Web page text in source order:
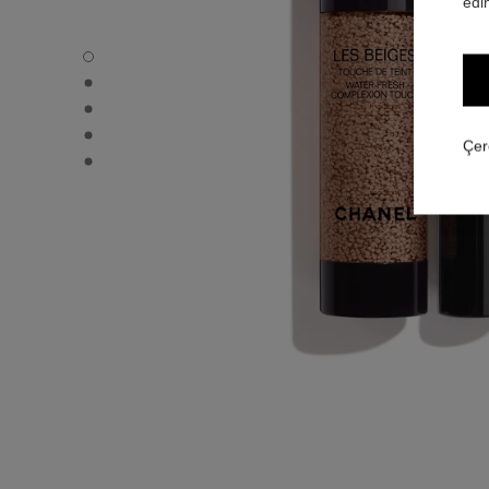
LES BEIGES WATER-FRESH COMPLEXION TOUCH -
LES BEIGES WATER-FRESH COMPLEXION TOUCH -
LES BEIGES WATER-FRESH COMPLEXION TOUCH -
LES BEIGES WATER-FRESH COMPLEXION TOUCH -
LES BEIGES WATER-FRESH COMPLEXION TOUCH -